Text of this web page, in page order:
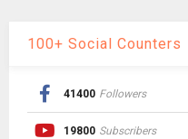
100+ Social Counters
41400 Followers
19800 Subscribers